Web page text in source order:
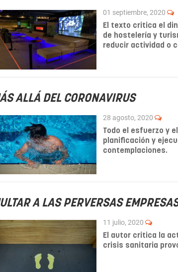
01 septiembre, 2020
El texto critica el
de hostelería y
reducir actividad o
ALLÁ DEL CORONAVIRUS
28 agosto, 2020
Todo el esfuerzo y
planificación y
contemplaciones.
A LAS PERVERSAS
11 julio, 2020
El autor critica la
crisis sanitaria